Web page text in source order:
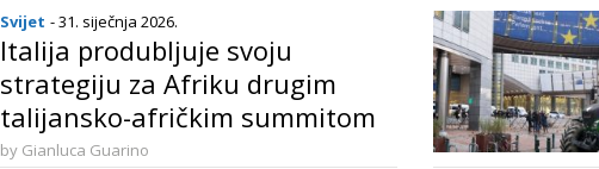
Svijet - 31. siječnja 2026.
Italija produbljuje svoju
strategiju za Afriku drugim
talijansko-afričkim summitom
u Addis Abebi
by Gianluca Guarino